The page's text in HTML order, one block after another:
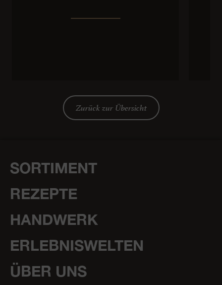
Zurück zur Übersicht
SORTIMENT
REZEPTE
HANDWERK
ERLEBNISWELTEN
ÜBER UNS